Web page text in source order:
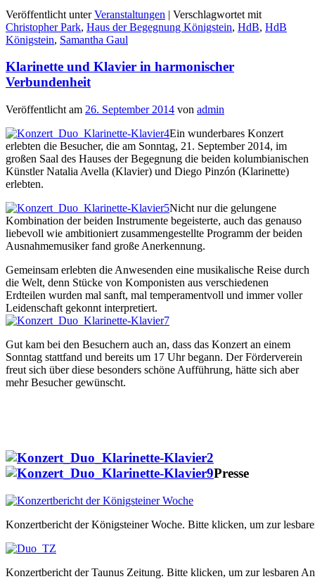
Veröffentlicht unter Veranstaltungen | Verschlagwortet mit
Christopher Park, Haus der Begegnung Königstein, HdB, HdB
Königstein, Samantha Gaul
Klarinette und Klavier in harmonischer
Verbundenheit
Veröffentlicht am 26. September 2014 von admin
Ein wunderbares Konzert
erlebten die Besucher, die am Sonntag, 21. September 2014, im
großen Saal des Hauses der Begegnung die beiden kolumbianischen
Künstler Natalia Avella (Klavier) und Diego Pinzón (Klarinette)
erlebten.
Nicht nur die gelungene
Kombination der beiden Instrumente begeisterte, auch das genauso
liebevoll wie ambitioniert zusammengestellte Programm der beiden
Ausnahmemusiker fand große Anerkennung.
Gemeinsam erlebten die Anwesenden eine musikalische Reise durch
die Welt, denn Stücke von Komponisten aus verschiedenen
Erdteilen wurden mal sanft, mal temperamentvoll und immer voller
Leidenschaft gekonnt interpretiert.
Gut kam bei den Besuchern auch an, dass das Konzert an einem
Sonntag stattfand und bereits um 17 Uhr begann. Der Förderverein
freut sich über diese besonders schöne Aufführung, hätte sich aber
mehr Besucher gewünscht.
Presse
Konzertbericht der Königsteiner Woche. Bitte klicken, um zur
Konzertbericht der Taunus Zeitung. Bitte klicken, um zur lesbaren